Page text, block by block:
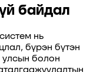
байдал
нь
бүрэн бүтэн
улсын болон